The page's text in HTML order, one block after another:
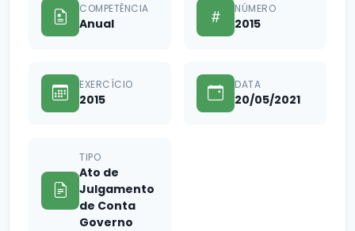
COMPETÊNCIA
Anual
NÚMERO
2015
EXERCÍCIO
2015
DATA
20/05/2021
TIPO
Ato de
Julgamento
de Conta
Governo